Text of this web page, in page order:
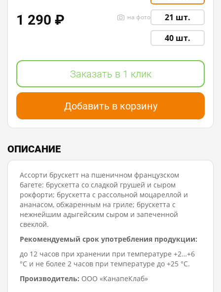
21 шт.
на фото
40 шт.
1 290 ₽
Заказать в 1 клик
Добавить в корзину
ОПИСАНИЕ
Ассорти брускетт на пшеничном французском
багете: брускетта со сладкой грушей и сыром
рокфорти; брускетта с рассольной моцареллой и
ананасом, обжаренным на гриле; брускетта с
нежнейшим адыгейским сыром и запеченной
свеклой.
Рекомендуемый срок употребления продукции:
до 12 часов при хранении при температуре +2…+6
°C и не более 2 часов при температуре до +25 °C.
Производитель: ООО «КанапеКлаб»